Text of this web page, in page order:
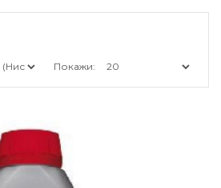
Покажи: